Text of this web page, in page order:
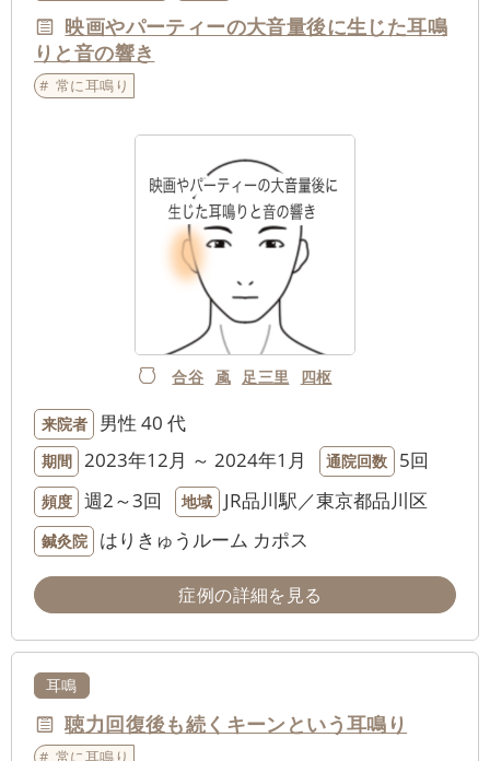
映画やパーティーの大音量後に生じた耳鳴
りと音の響き
常に耳鳴り
合谷 颪 足三里 四枢
来院者 男性 40 代
期間 2023年12月 ～ 2024年1月 通院回数 5回
頻度 週2～3回 地域 JR品川駅／東京都品川区
鍼灸院 はりきゅうルーム カポス
症例の詳細を見る
耳鳴
聴力回復後も続くキーンという耳鳴り
常に耳鳴り